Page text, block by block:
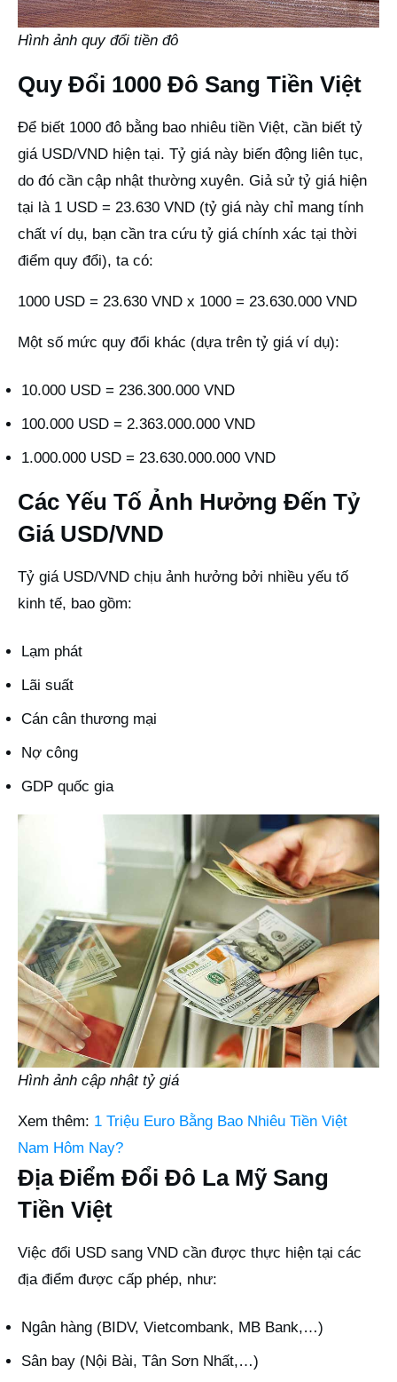
Hình ảnh quy đổi tiền đô
Quy Đổi 1000 Đô Sang Tiền Việt
Để biết 1000 đô bằng bao nhiêu tiền Việt, cần biết tỷ
giá USD/VND hiện tại. Tỷ giá này biến động liên tục,
do đó cần cập nhật thường xuyên. Giả sử tỷ giá hiện
tại là 1 USD = 23.630 VND (tỷ giá này chỉ mang tính
chất ví dụ, bạn cần tra cứu tỷ giá chính xác tại thời
điểm quy đổi), ta có:
1000 USD = 23.630 VND x 1000 = 23.630.000 VND
Một số mức quy đổi khác (dựa trên tỷ giá ví dụ):
10.000 USD = 236.300.000 VND
100.000 USD = 2.363.000.000 VND
1.000.000 USD = 23.630.000.000 VND
Các Yếu Tố Ảnh Hưởng Đến Tỷ
Giá USD/VND
Tỷ giá USD/VND chịu ảnh hưởng bởi nhiều yếu tố
kinh tế, bao gồm:
Lạm phát
Lãi suất
Cán cân thương mại
Nợ công
GDP quốc gia
Hình ảnh cập nhật tỷ giá
Xem thêm: 1 Triệu Euro Bằng Bao Nhiêu Tiền Việt
Nam Hôm Nay?
Địa Điểm Đổi Đô La Mỹ Sang
Tiền Việt
Việc đổi USD sang VND cần được thực hiện tại các
địa điểm được cấp phép, như:
Ngân hàng (BIDV, Vietcombank, MB Bank,…)
Sân bay (Nội Bài, Tân Sơn Nhất,…)